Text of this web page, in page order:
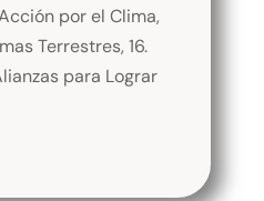
por el Clima,
Terrestres, 16.
para Lograr